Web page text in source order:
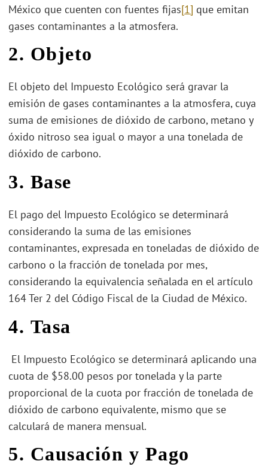
México que cuenten con fuentes fijas[1] que emitan
gases contaminantes a la atmosfera.
2. Objeto
El objeto del Impuesto Ecológico será gravar la
emisión de gases contaminantes a la atmosfera, cuya
suma de emisiones de dióxido de carbono, metano y
óxido nitroso sea igual o mayor a una tonelada de
dióxido de carbono.
3. Base
El pago del Impuesto Ecológico se determinará
considerando la suma de las emisiones
contaminantes, expresada en toneladas de dióxido de
carbono o la fracción de tonelada por mes,
considerando la equivalencia señalada en el artículo
164 Ter 2 del Código Fiscal de la Ciudad de México.
4. Tasa
El Impuesto Ecológico se determinará aplicando una
cuota de $58.00 pesos por tonelada y la parte
proporcional de la cuota por fracción de tonelada de
dióxido de carbono equivalente, mismo que se
calculará de manera mensual.
5. Causación y Pago